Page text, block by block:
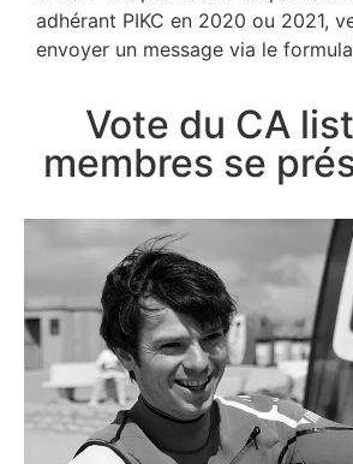
adhérant PIKC en 2020 ou 2021,
envoyer un message via le
Vote du CA
membres se